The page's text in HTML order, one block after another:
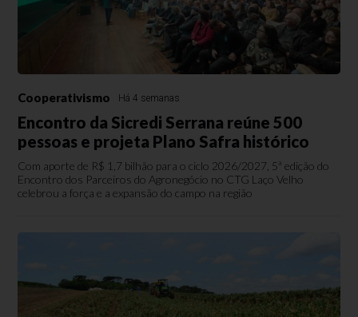
Cooperativismo Há 4 semanas
Encontro da Sicredi Serrana reúne 500
pessoas e projeta Plano Safra histórico
Com aporte de R$ 1,7 bilhão para o ciclo 2026/2027, 5ª edição do
Encontro dos Parceiros do Agronegócio no CTG Laço Velho
celebrou a força e a expansão do campo na região